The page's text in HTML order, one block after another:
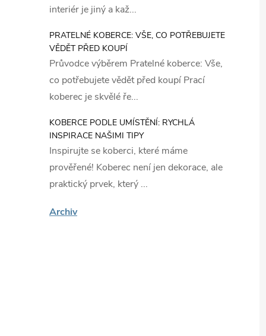
interiér je jiný a kaž...
PRATELNÉ KOBERCE: VŠE, CO POTŘEBUJETE
VĚDĚT PŘED KOUPÍ
Průvodce výběrem Pratelné koberce: Vše,
co potřebujete vědět před koupí Prací
koberec je skvělé ře...
KOBERCE PODLE UMÍSTĚNÍ: RYCHLÁ
INSPIRACE NAŠIMI TIPY
Inspirujte se koberci, které máme
prověřené! Koberec není jen dekorace, ale
praktický prvek, který ...
Archiv